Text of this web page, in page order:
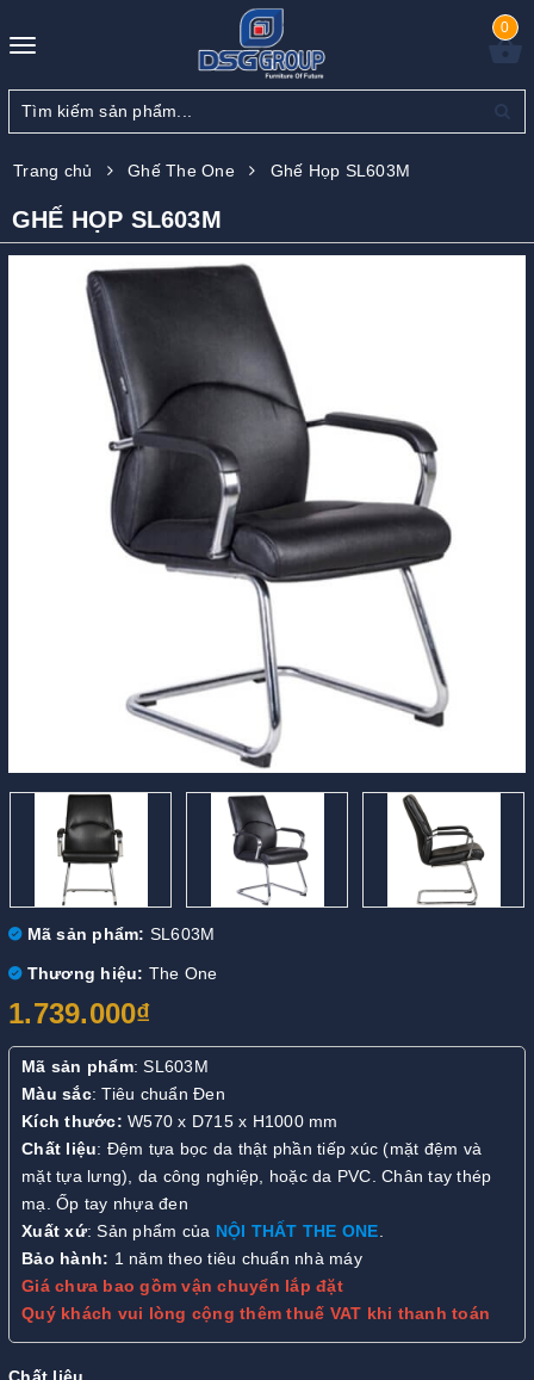
Toggle
0
Trang chủ Ghế The One Ghế Họp SL603M
GHẾ HỌP SL603M
Mã sản phẩm: SL603M
Thương hiệu: The One
1.739.000₫
Mã sản phẩm: SL603M
Màu sắc: Tiêu chuẩn Đen
Kích thước: W570 x D715 x H1000 mm
Chất liệu: Đệm tựa bọc da thật phần tiếp xúc (mặt đệm và
mặt tựa lưng), da công nghiệp, hoặc da PVC. Chân tay thép
mạ. Ốp tay nhựa đen
Xuất xứ: Sản phẩm của NỘI THẤT THE ONE.
Bảo hành: 1 năm theo tiêu chuẩn nhà máy
Giá chưa bao gồm vận chuyển lắp đặt
Quý khách vui lòng cộng thêm thuế VAT khi thanh toán
Chất liệu